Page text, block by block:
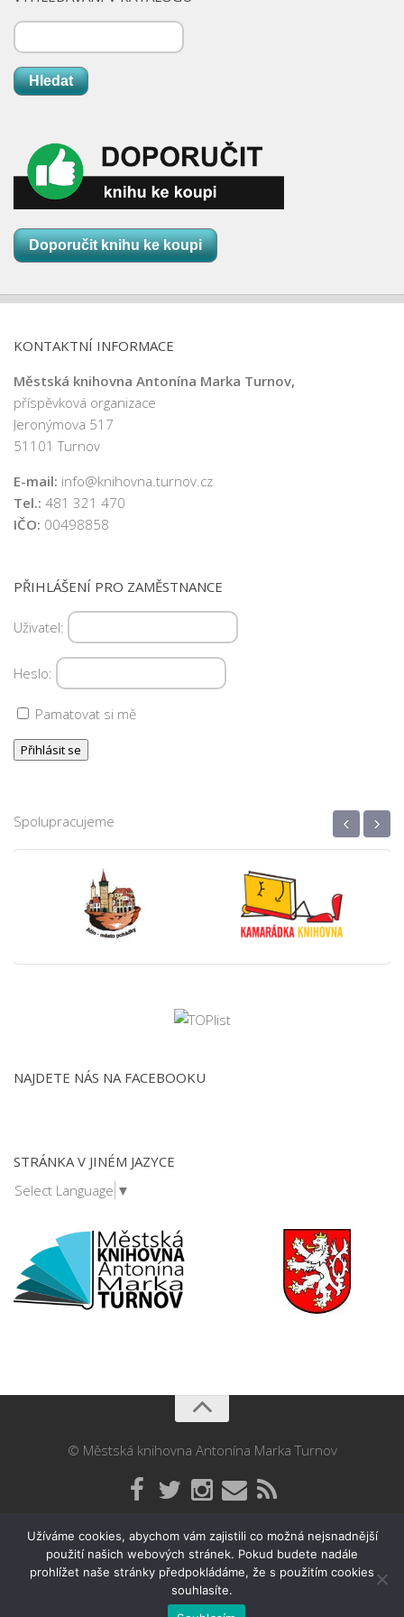
Nová budova
k
c
e
Hledat
Doporučit knihu ke koupi
KONTAKTNÍ INFORMACE
Městská knihovna Antonína Marka Turnov,
příspěvková organizace
Jeronýmova 517
51101 Turnov
E-mail: info@knihovna.turnov.cz
Tel.: 481 321 470
IČO: 00498858
PŘIHLÁŠENÍ PRO ZAMĚSTNANCE
Uživatel:
Heslo:
Pamatovat si mě
Spolupracujeme ‹ ›
NAJDETE NÁS NA FACEBOOKU
STRÁNKA V JINÉM JAZYCE
Select Language ▼
© Městská knihovna Antonína Marka Turnov
Užíváme cookies, abychom vám zajistili co možná nejsnadnější
použití našich webových stránek. Pokud budete nadále
prohlížet naše stránky předpokládáme, že s použitím cookies
souhlasíte.